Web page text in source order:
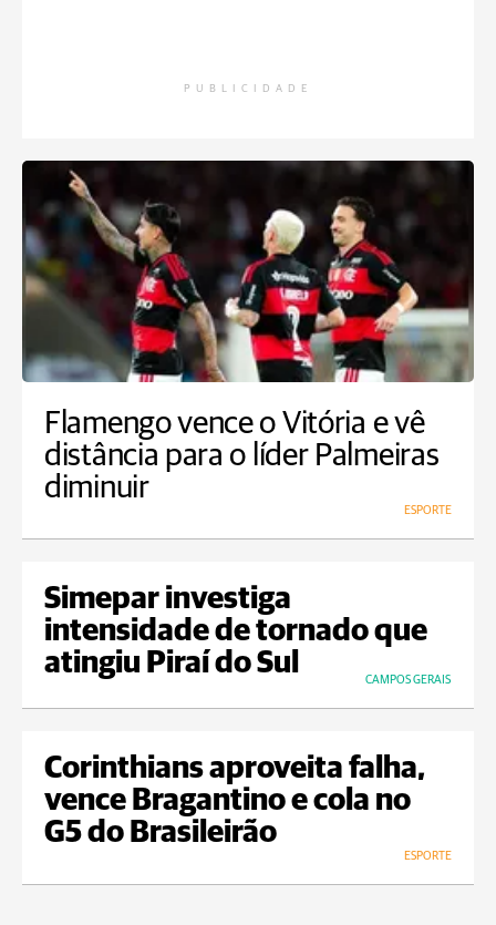
PUBLICIDADE
Flamengo vence o Vitória e vê
distância para o líder Palmeiras
diminuir
ESPORTE
Simepar investiga
intensidade de tornado que
atingiu Piraí do Sul
CAMPOS GERAIS
Corinthians aproveita falha,
vence Bragantino e cola no
G5 do Brasileirão
ESPORTE